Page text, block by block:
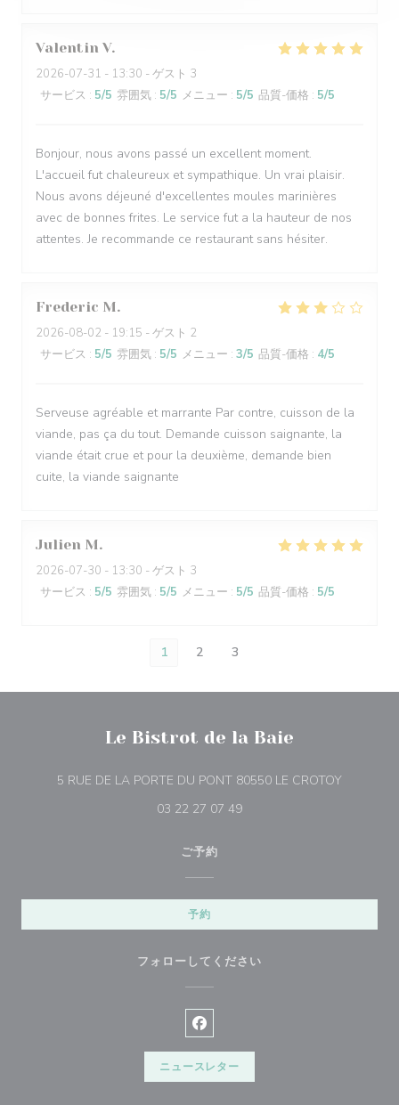
Valentin V
2026-07-31 - 13:30 - ゲスト 3
サービス : 5/5 雰囲気 : 5/5 メニュー : 5/5 品質-価格 : 5/5
Bonjour, nous avons passé un excellent moment.
L'accueil fut chaleureux et sympathique. Un vrai plaisir.
Nous avons déjeuné d'excellentes moules marinières
avec de bonnes frites. Le service fut a la hauteur de nos
attentes. Je recommande ce restaurant sans hésiter.
Frederic M
2026-08-02 - 19:15 - ゲスト 2
サービス : 5/5 雰囲気 : 5/5 メニュー : 3/5 品質-価格 : 4/5
Serveuse agréable et marrante Par contre, cuisson de la
viande, pas ça du tout. Demande cuisson saignante, la
viande était crue et pour la deuxième, demande bien
cuite, la viande saignante
Julien M
2026-07-30 - 13:30 - ゲスト 3
サービス : 5/5 雰囲気 : 5/5 メニュー : 5/5 品質-価格 : 5/5
1 2 3
Le Bistrot de la Baie
5 RUE DE LA PORTE DU PONT 80550 LE CROTOY((新しい
03 22 27 07 49
ご予約
予約
フォローしてください
Facebook ((新しいウィンドウ
ニュースレター